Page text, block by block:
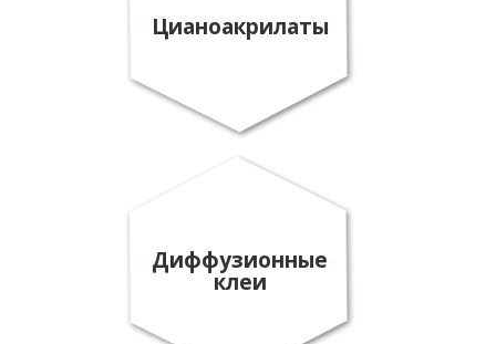
Цианоакрилаты
Диффузионные
клеи